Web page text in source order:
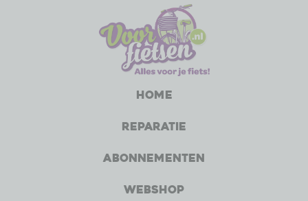
Home
Reparatie
Abonnementen
Webshop